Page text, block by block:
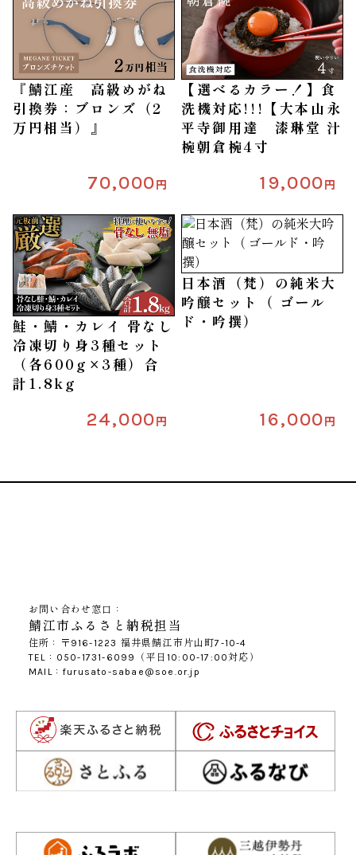
『鯖江産 高級めがね
引換券：ブロンズ（2
万円相当）』
70,000円
【選べるカラー！】食
洗機対応!!!【大本山永
平寺御用達 漆琳堂 汁
椀朝倉椀4寸
19,000円
鮭・鯖・カレイ 骨なし
冷凍切り身3種セット
（各600g×3種）合
計1.8kg
24,000円
日本酒（梵）の純米大
吟醸セット（ ゴール
ド・吟撰）
16,000円
お問い合わせ窓口：
鯖江市ふるさと納税担当
住所：〒916-1223 福井県鯖江市片山町7-10-4
TEL：050-1731-6099（平日10:00-17:00対応）
MAIL：furusato-sabae@soe.or.jp